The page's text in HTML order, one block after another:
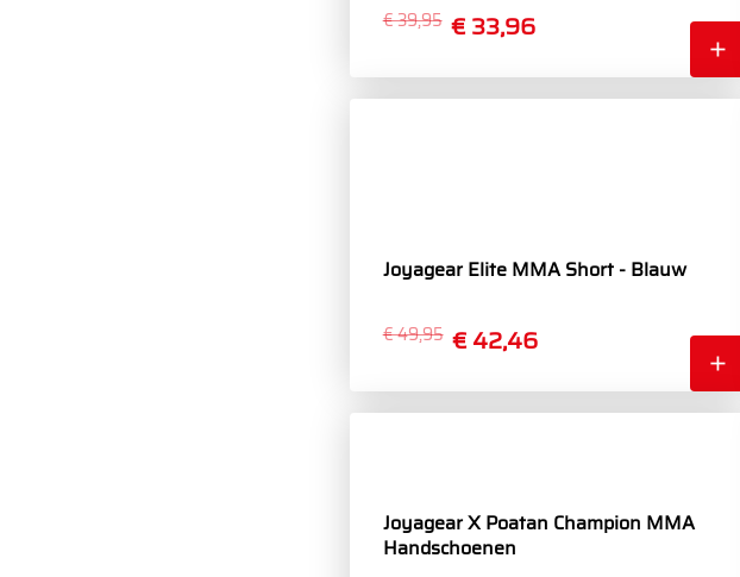
€ 33,96
€ 39,95
Joyagear Elite MMA Short - Blauw
€ 42,46
€ 49,95
Joyagear X Poatan Champion MMA
Handschoenen